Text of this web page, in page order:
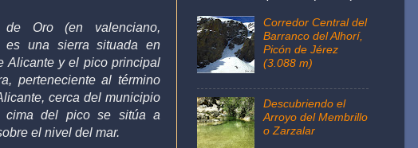
de Oro (en valenciano,
es una sierra situada en
Alicantey el picoprincipal
perteneciente al término
cerca del municipio
cima del pico se sitúa a
el nivel del mar.
Corredor Central del
Barranco del Alhorí,
Picón de Jérez
(3.088 m)
Descubriendo el
Arroyo del Membrillo
o Zarzalar